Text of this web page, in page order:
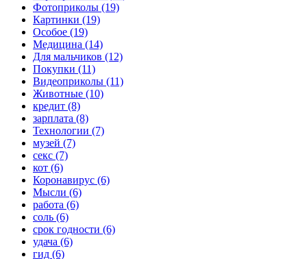
Фотоприколы (19)
Картинки (19)
Особое (19)
Медицина (14)
Для мальчиков (12)
Покупки (11)
Видеоприколы (11)
Животные (10)
кредит (8)
зарплата (8)
Технологии (7)
музей (7)
секс (7)
кот (6)
Коронавирус (6)
Мысли (6)
работа (6)
соль (6)
срок годности (6)
удача (6)
гид (6)